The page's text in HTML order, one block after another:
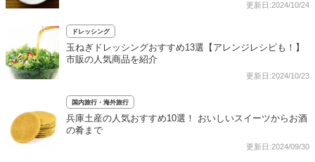
更新日:2024/10/24
ドレッシング
玉ねぎドレッシングおすすめ13選【アレンジレシピも！】
市販の人気商品を紹介
更新日:2024/10/23
国内旅行・海外旅行
兵庫土産の人気おすすめ10選！ おいしいスイーツからお酒
の肴まで
更新日:2024/09/30